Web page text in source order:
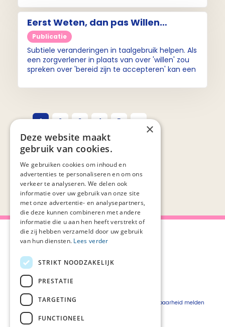
zichtbaar.
Eerst Weten, dan pas Willen
(effectieve communicatie)
Publicatie
Subtiele veranderingen in taalgebruik helpen. Als
een zorgverlener in plaats van over 'willen' zou
spreken over 'bereid zijn te accepteren' kan een
1 2 3 4 5
Over Palliaweb
Over PZNL
Pers
Vacatures
Privacyverklaring
Beveiligingskwetsbaarheid melden
×
Deze website maakt
gebruik van cookies.
We gebruiken cookies om inhoud en
advertenties te personaliseren en om ons
verkeer te analyseren. We delen ook
informatie over uw gebruik van onze site
met onze advertentie- en analysepartners,
die deze kunnen combineren met andere
informatie die u aan hen heeft verstrekt of
die zij hebben verzameld door uw gebruik
van hun diensten. Lees verder
STRIKT NOODZAKELIJK
PRESTATIE
TARGETING
FUNCTIONEEL